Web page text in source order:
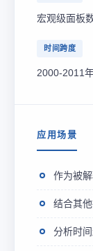
宏观级面板
时间跨度
2000-2011
应用场景
作为被
结合其
分析时